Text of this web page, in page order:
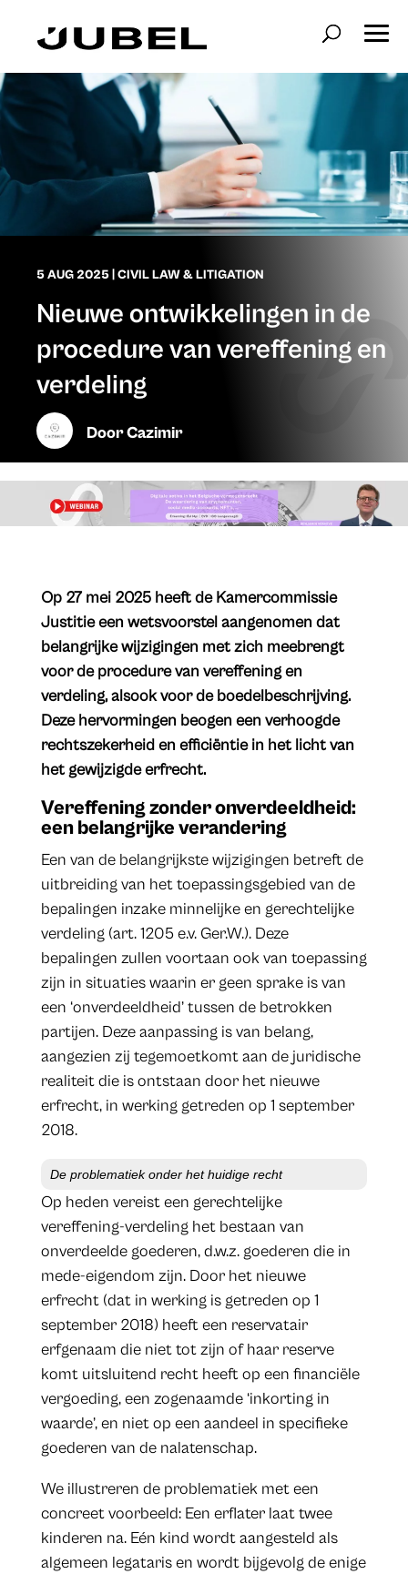
5 AUG 2025 CIVIL LAW & LITIGATION
Nieuwe ontwikkelingen in de
procedure van vereffening en
verdeling
DoorCazimir
Op 27 mei 2025 heeft de Kamercommissie
Justitie een wetsvoorstel aangenomen dat
belangrijke wijzigingen met zich meebrengt
voor de procedure van vereffening en
verdeling, alsook voor de boedelbeschrijving.
Deze hervormingen beogen een verhoogde
rechtszekerheid en efficiëntie in het licht van
het gewijzigde erfrecht.
Vereffening zonder onverdeeldheid:
een belangrijke verandering
Een van de belangrijkste wijzigingen betreft de
uitbreiding van het toepassingsgebied van de
bepalingen inzake minnelijke en gerechtelijke
verdeling (art. 1205 e.v. Ger.W.). Deze
bepalingen zullen voortaan ook van toepassing
zijn in situaties waarin er geen sprake is van
een ‘onverdeeldheid’ tussen de betrokken
partijen. Deze aanpassing is van belang,
aangezien zij tegemoetkomt aan de juridische
realiteit die is ontstaan door het nieuwe
erfrecht, in werking getreden op 1 september
2018.
De problematiek onder het huidige recht
Op heden vereist een gerechtelijke
vereffening-verdeling het bestaan van
onverdeelde goederen, d.w.z. goederen die in
mede-eigendom zijn. Door het nieuwe
erfrecht (dat in werking is getreden op 1
september 2018) heeft een reservatair
erfgenaam die niet tot zijn of haar reserve
komt uitsluitend recht heeft op een financiële
vergoeding, een zogenaamde ‘inkorting in
waarde’, en niet op een aandeel in specifieke
goederen van de nalatenschap.
We illustreren de problematiek met een
concreet voorbeeld: Een erflater laat twee
kinderen na. Eén kind wordt aangesteld als
algemeen legataris en wordt bijgevolg de enige